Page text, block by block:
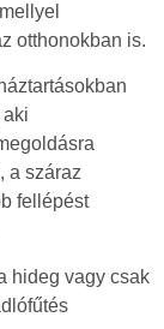
otthonokban is.
a száraz
fellépést
hideg vagy csak